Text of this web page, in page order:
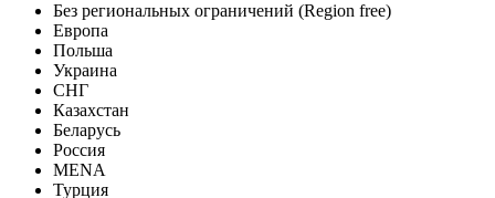
Без региональных ограничений (Region free)
Европа
Польша
Украина
СНГ
Казахстан
Беларусь
Россия
MENA
Турция